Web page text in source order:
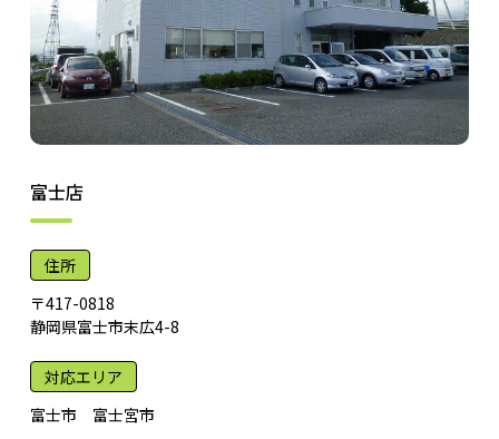
富士店
住所
〒417-0818
静岡県富士市末広4-8
対応エリア
富士市 富士宮市